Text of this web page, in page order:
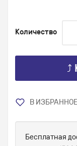
Количество
⤴
В ИЗБРАННОЕ
Бесплатная